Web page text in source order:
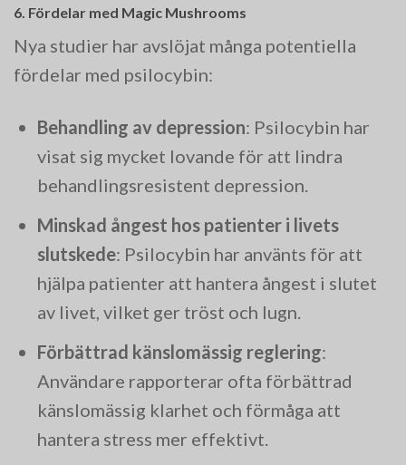
6. Fördelar med Magic Mushrooms
Nya studier har avslöjat många potentiella
fördelar med psilocybin:
Behandling av depression: Psilocybin har
visat sig mycket lovande för att lindra
behandlingsresistent depression.
Minskad ångest hos patienter i livets
slutskede: Psilocybin har använts för att
hjälpa patienter att hantera ångest i slutet
av livet, vilket ger tröst och lugn.
Förbättrad känslomässig reglering:
Användare rapporterar ofta förbättrad
känslomässig klarhet och förmåga att
hantera stress mer effektivt.